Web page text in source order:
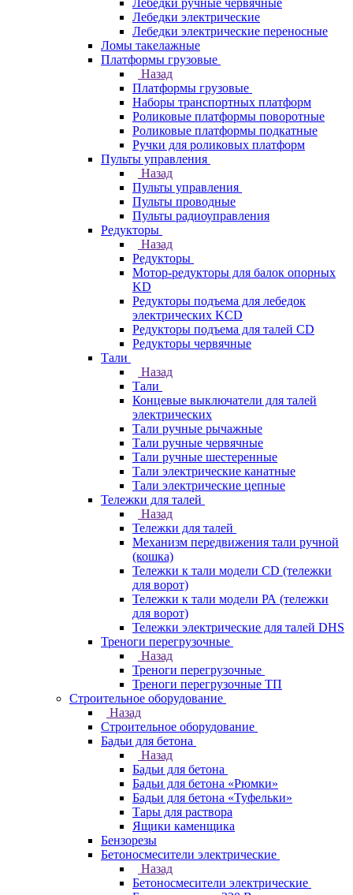
Лебедки ручные червячные
Лебедки электрические
Лебедки электрические переносные
Ломы такелажные
Платформы грузовые
Назад
Платформы грузовые
Наборы транспортных платформ
Роликовые платформы поворотные
Роликовые платформы подкатные
Ручки для роликовых платформ
Пульты управления
Назад
Пульты управления
Пульты проводные
Пульты радиоуправления
Редукторы
Назад
Редукторы
Мотор-редукторы для балок опорных
KD
Редукторы подъема для лебедок
электрических KCD
Редукторы подъема для талей CD
Редукторы червячные
Тали
Назад
Тали
Концевые выключатели для талей
электрических
Тали ручные рычажные
Тали ручные червячные
Тали ручные шестеренные
Тали электрические канатные
Тали электрические цепные
Тележки для талей
Назад
Тележки для талей
Механизм передвижения тали ручной
(кошка)
Тележки к тали модели CD (тележки
для ворот)
Тележки к тали модели РА (тележки
для ворот)
Тележки электрические для талей DHS
Треноги перегрузочные
Назад
Треноги перегрузочные
Треноги перегрузочные ТП
Строительное оборудование
Назад
Строительное оборудование
Бадьи для бетона
Назад
Бадьи для бетона
Бадьи для бетона «Рюмки»
Бадьи для бетона «Туфельки»
Тары для раствора
Ящики каменщика
Бензорезы
Бетоносмесители электрические
Назад
Бетоносмесители электрические